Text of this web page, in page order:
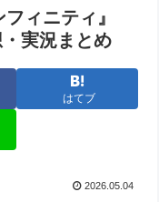
ィニティ』
実況まとめ
はてブ
2026.05.04